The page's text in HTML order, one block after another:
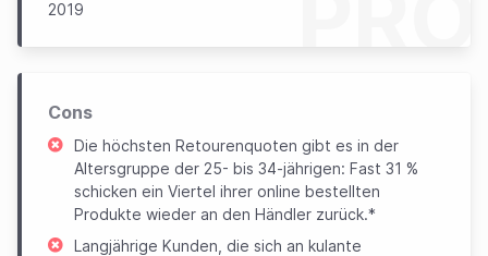
2019
Cons
Die höchsten Retourenquoten gibt es in der
Altersgruppe der 25- bis 34-jährigen: Fast 31 %
schicken ein Viertel ihrer online bestellten
Produkte wieder an den Händler zurück.*
Langjährige Kunden, die sich an kulante